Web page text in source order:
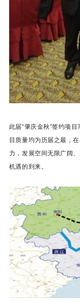
此届“肇庆金秋”签约项
目质量均为历届之最，
力，发展空间无限广阔
机遇的到来。